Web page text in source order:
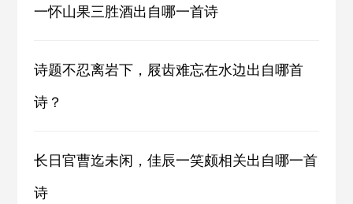
一怀山果三胜酒出自哪一首诗
诗题不忍离岩下，屐齿难忘在水边出自哪首
诗？
长日官曹迄未闲，佳辰一笑颇相关出自哪一首
诗